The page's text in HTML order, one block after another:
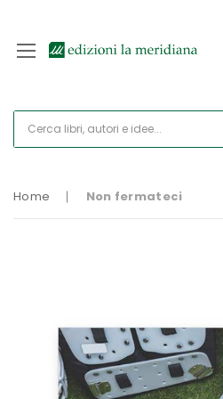
Home Non fermateci
galleria
immagini